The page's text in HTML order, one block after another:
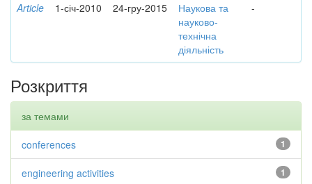
Article 1-січ-2010 24-гру-2015
Наукова та
науково-
технічна
діяльність
-
Розкриття
за темами
1
conferences
1
engineering activities